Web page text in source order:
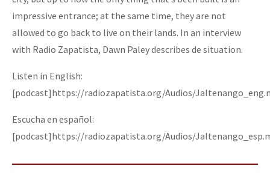
impressive entrance; at the same time, they are not
allowed to go back to live on their lands. In an interview
with Radio Zapatista, Dawn Paley describes de situation.
Listen in English:
[podcast]https://radiozapatista.org/Audios/
Escucha en español:
[podcast]https://radiozapatista.org/Audios/